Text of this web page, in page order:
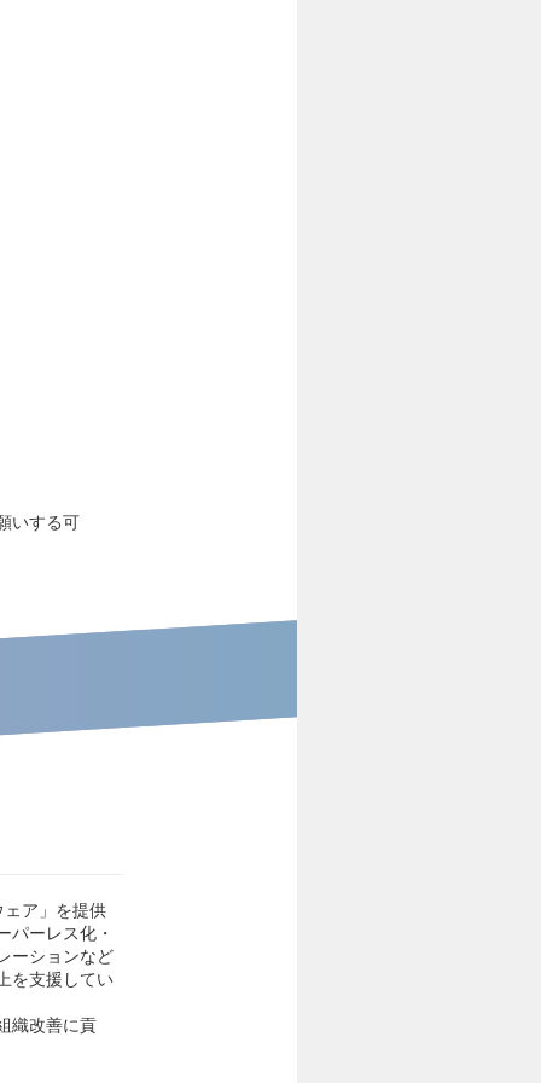
いする可
ア」を提供
パーレス化・
ーションなど
を支援してい
織改善に貢